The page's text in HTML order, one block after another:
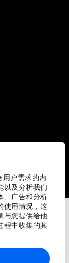
用户需求的内
以及分析我们
、广告和分析
使用情况，这
与您提供给他
程中收集的其